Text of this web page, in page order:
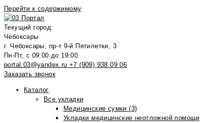
Перейти к содержимому
Текущий город:
Чебоксары
г. Чебоксары, пр-т 9-й Пятилетки, 3
Пн-Пт, с 09:00 до 19:00
portal.03@yandex.ru +7 (909) 938 09 06
Заказать звонок
Каталог
Все укладки
Медицинские сумки (3)
Укладки медицинские неотложной помощи